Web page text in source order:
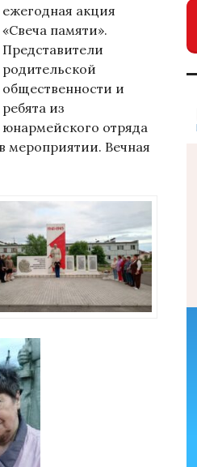
ежегодная акция
«Свеча памяти».
Представители
родительской
общественности и
ребята из
юнармейского отряда
мероприятии. Вечная